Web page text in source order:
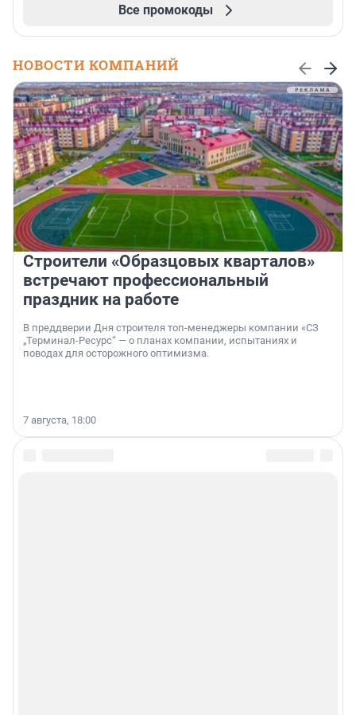
Все промокоды
НОВОСТИ КОМПАНИЙ
Строители «Образцовых кварталов»
встречают профессиональный
праздник на работе
В преддверии Дня строителя топ-менеджеры компании «СЗ
„Терминал-Ресурс“ — о планах компании, испытаниях и
поводах для осторожного оптимизма.
7 августа, 18:00